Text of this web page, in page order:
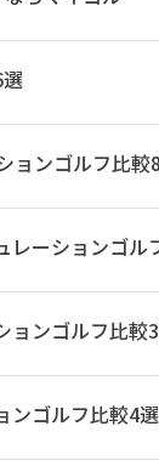
ョンゴルフ比較
レーションゴル
ョンゴルフ比較
ンゴルフ比較4選